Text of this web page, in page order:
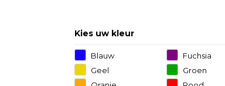
Kies uw kleur
Blauw
Fuchsia
Geel
Groen